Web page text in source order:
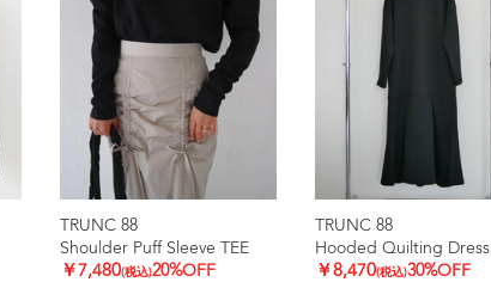
TRUNC 88
Shoulder Puff Sleeve TEE
￥7,480(税込)20%OFF
TRUNC 88
Hooded Quilting Dress
￥8,470(税込)30%OFF